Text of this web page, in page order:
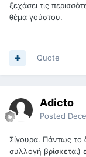
ξεχάσει τις
θέμα γούστου.
Quote
Adicto
Posted
Σίγουρα. Πάντως το
συλλογή βρίσκεται)